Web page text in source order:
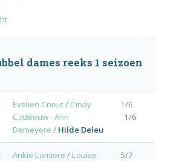
dames reeks 1 seizoen
Evelien Cneut/ Cindy
Catteeuw-Ann
Demeyere / Hilde Deleu
1/6
1/6
Ankie Lamiere / Louise
5/7